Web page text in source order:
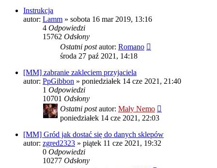
Instrukcja
autor: Lamm » sobota 16 mar 2019, 13:16
4 Odpowiedzi
15762 Odsłony
Ostatni postautor: Romano
środa 27 paź 2021, 14:18
[MM] zabranie zakleciem przyjaciela
autor: PpGibbon » poniedziałek 14 cze 2021, 21:40
1 Odpowiedzi
10701 Odsłony
Ostatni postautor: Mały Nemo
poniedziałek 14 cze 2021, 22:03
[MM] Gród jak dostać się do danych sklepów
autor: zgred2323 » piątek 11 cze 2021, 19:32
0 Odpowiedzi
10277 Odsłony